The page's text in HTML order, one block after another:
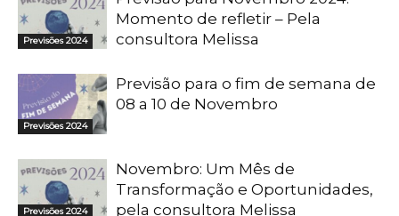
Previsões 2024
Momento de refletir – Pela
consultora Melissa
Previsões 2024
Previsão para o fim de semana de
08 a 10 de Novembro
Previsões 2024
Novembro: Um Mês de
Transformação e Oportunidades,
pela consultora Melissa